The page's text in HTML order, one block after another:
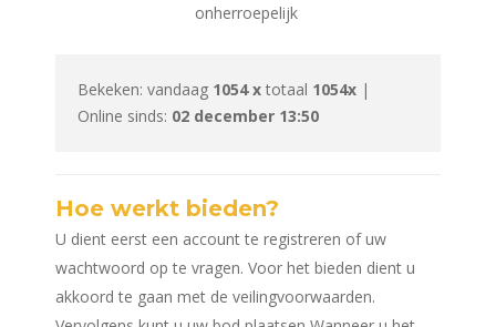
onherroepelijk
Bekeken: vandaag 1054 x totaal 1054x |
Online sinds: 02 december 13:50
Hoe werkt bieden?
U dient eerst een account te registreren of uw
wachtwoord op te vragen. Voor het bieden dient u
akkoord te gaan met de veilingvoorwaarden.